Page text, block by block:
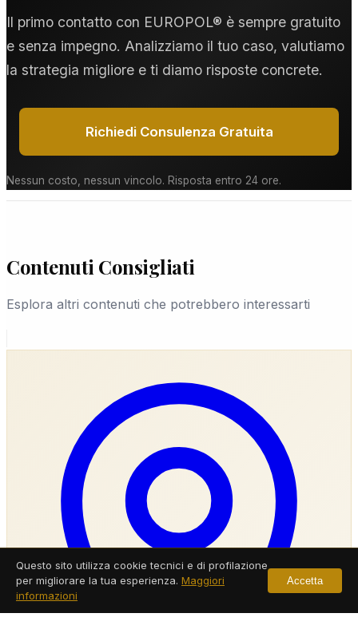
realtà più piccole della provincia, garantiamo la
stessa professionalità.
Il primo contatto con EUROPOL® è sempre gratuito
e senza impegno. Analizziamo il tuo caso, valutiamo
la strategia migliore e ti diamo risposte concrete.
Richiedi Consulenza Gratuita
Nessun costo, nessun vincolo. Risposta entro 24 ore.
Contenuti Consigliati
Esplora altri contenuti che potrebbero interessarti
Questo sito utilizza cookie tecnici e di profilazione
per migliorare la tua esperienza. Maggiori
informazioni
Accetta